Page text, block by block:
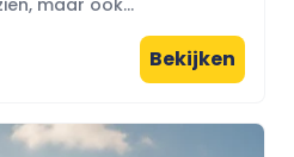
maar ook...
Bekijken